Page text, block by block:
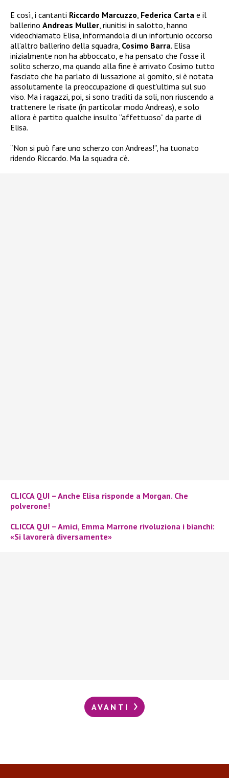
E così, i cantanti Riccardo Marcuzzo Federica Carta e il
ballerino Andreas Muller , riunitisi in salotto, hanno
videochiamato Elisa, informandola di un infortunio occorso
all’altro ballerino della squadra, Cosimo Barra. Elisa
inizialmente non ha abboccato, e ha pensato che fosse il
solito scherzo, ma quando alla fine è arrivato Cosimo tutto
fasciato che ha parlato di lussazione al gomito, si è notata
assolutamente la preoccupazione di quest’ultima sul suo
viso. Ma i ragazzi, poi, si sono traditi da soli, non riuscendo a
trattenere le risate (in particolar modo Andreas), e solo
allora è partito qualche insulto “affettuoso” da parte di
Elisa.
“Non si può fare uno scherzo con Andreas!”, ha tuonato
ridendo Riccardo. Ma la squadra c’è.
CLICCA QUI – Anche Elisa risponde a Morgan. Che
polverone!
CLICCA QUI – Amici, Emma Marrone rivoluziona i bianchi:
«Si lavorerà diversamente»
AVANTI